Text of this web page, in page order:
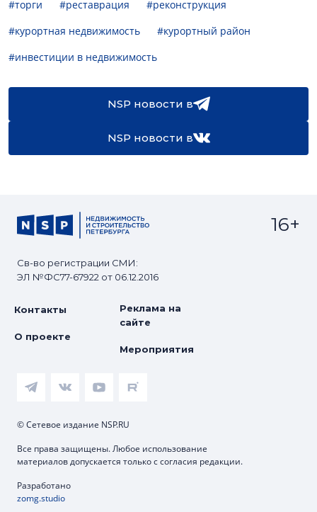
#торги #реставрация
#реконструкция
#курортная недвижимость
#курортный район
#инвестиции в недвижимость
NSP новости в
NSP новости в
Св-во регистрации СМИ:
ЭЛ №ФС77-67922 от 06.12.2016
16+
Контакты
О проекте
Реклама на
сайте
Мероприятия
© Сетевое издание NSP.RU
Все права защищены. Любое использование
материалов допускается только с согласия редакции.
Разработано
zomg.studio